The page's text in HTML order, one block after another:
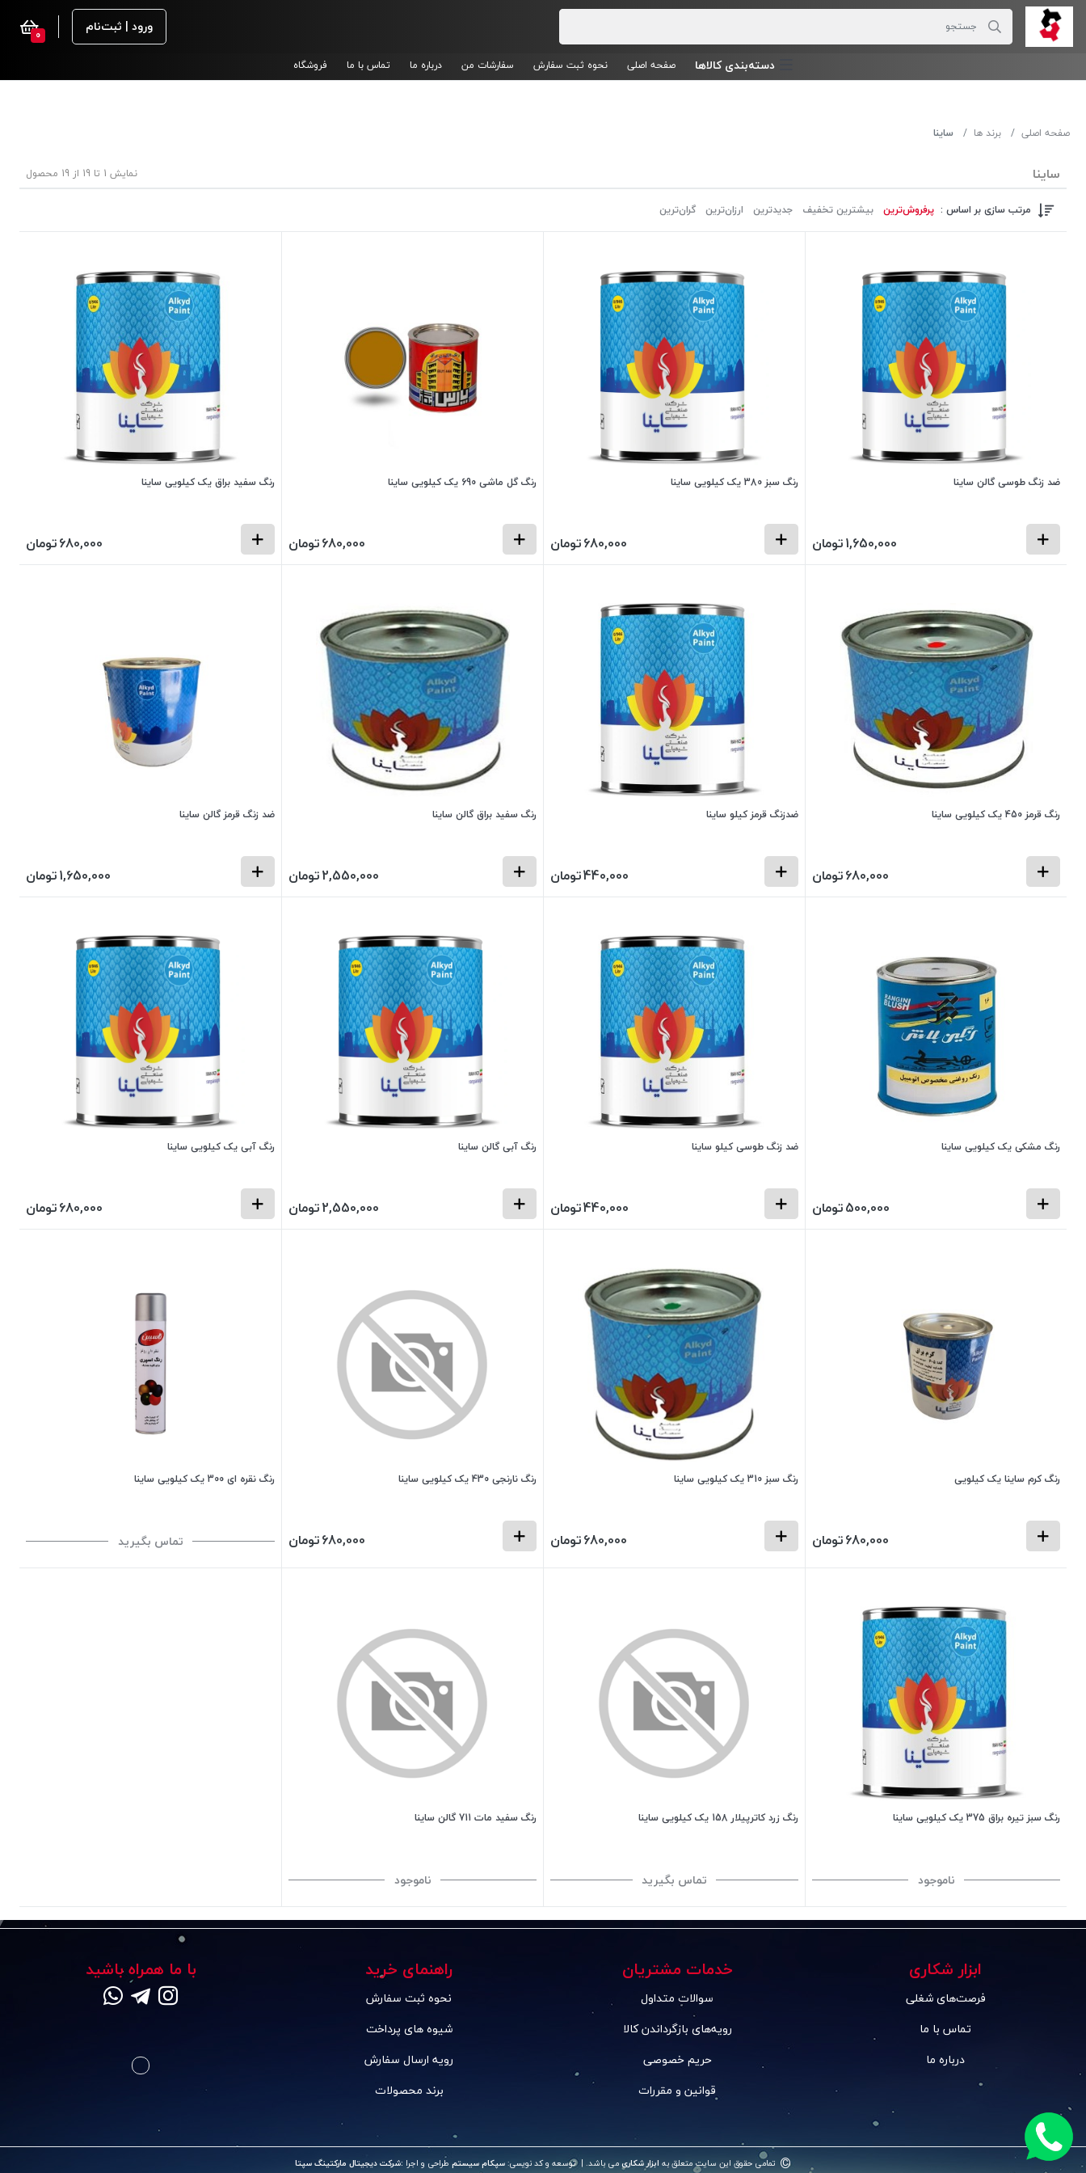
ورود | ثبت‌نام 0
دسته‌بندی‌ کالاها صفحه اصلی نحوه ثبت سفارش سفارشات من درباره ما تماس با ما فروشگاه
صفحه اصلی برند ها ساینا
ساینا نمایش 1 تا 19 از 19 محصول
مرتب سازی بر اساس : پرفروش‌ترین‌ بیشترین تخفیف جدیدترین ارزان‌ترین گران‌ترین
ضد زنگ طوسی گالن ساینا
1,650,000تومان
رنگ سبز 380 یک کیلویی ساینا
680,000تومان
رنگ گل ماشی 690 یک کیلویی ساینا
680,000تومان
رنگ سفید براق یک کیلویی ساینا
680,000تومان
رنگ قرمز 450 یک کیلویی ساینا
680,000تومان
ضدزنگ قرمز کیلو ساینا
440,000تومان
رنگ سفید براق گالن ساینا
2,550,000تومان
ضد زنگ قرمز گالن ساینا
1,650,000تومان
رنگ مشکی یک کیلویی ساینا
500,000تومان
ضد زنگ طوسی کیلو ساینا
440,000تومان
رنگ آبی گالن ساینا
2,550,000تومان
رنگ آبی یک کیلویی ساینا
680,000تومان
رنگ کرم ساینا یک کیلویی
680,000تومان
رنگ سبز 310 یک کیلویی ساینا
680,000تومان
رنگ نارنجی 430 یک کیلویی ساینا
680,000تومان
رنگ نقره ای 300 یک کیلویی ساینا
تماس بگیرید
رنگ سبز تیره براق 375 یک کیلویی ساینا
ناموجود
رنگ زرد کاترپیلار 158 یک کیلویی ساینا
تماس بگیرید
رنگ سفید مات 711 گالن ساینا
ناموجود
ابزار شکاری
فرصت‌های شغلی
تماس با ما
درباره ما
خدمات مشتریان
سوالات متداول
رویه‌های بازگرداندن کالا
حریم خصوصی
قوانین و مقررات
راهنمای خرید
نحوه ثبت سفارش
شیوه های پرداخت
رویه ارسال سفارش
برند محصولات
با ما همراه باشید
© تمامی حقوق این سایت متعلق به ابزار شکاریمی باشد. | توسعه و کد نویسی:سپکام سیستم طراحی و اجرا :شرکت دیجیتال مارکتینگ سپتا